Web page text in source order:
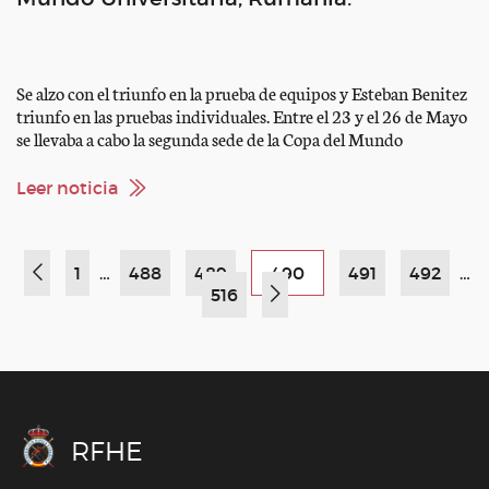
Se alzo con el triunfo en la prueba de equipos y Esteban Benitez
triunfo en las pruebas individuales. Entre el 23 y el 26 de Mayo
se llevaba a cabo la segunda sede de la Copa del Mundo
total de 45 participantes formaban los 15 […]
Leer noticia
1 … 488 489 490 491 492
…
516
RFHE